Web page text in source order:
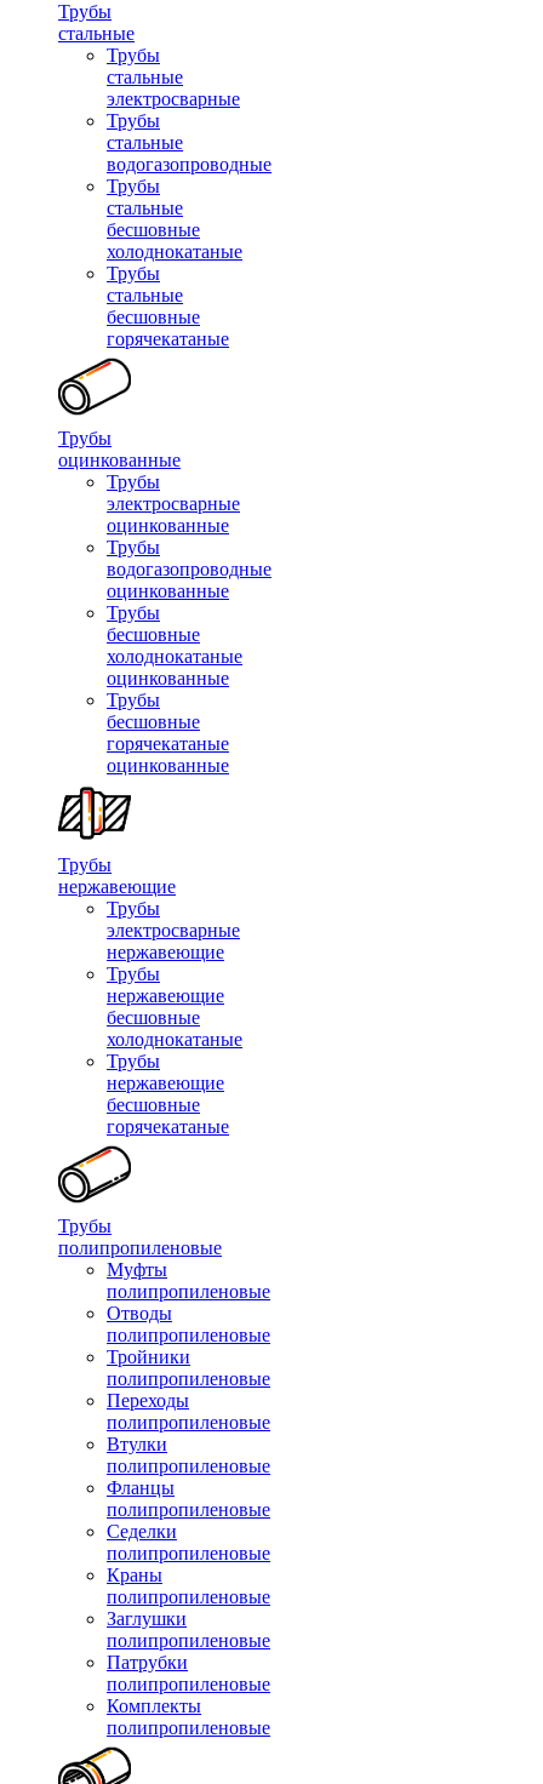
Трубы
стальные
Трубы
стальные
электросварные
Трубы
стальные
водогазопроводные
Трубы
стальные
бесшовные
холоднокатаные
Трубы
стальные
бесшовные
горячекатаные
Трубы
оцинкованные
Трубы
электросварные
оцинкованные
Трубы
водогазопроводные
оцинкованные
Трубы
бесшовные
холоднокатаные
оцинкованные
Трубы
бесшовные
горячекатаные
оцинкованные
Трубы
нержавеющие
Трубы
электросварные
нержавеющие
Трубы
нержавеющие
бесшовные
холоднокатаные
Трубы
нержавеющие
бесшовные
горячекатаные
Трубы
полипропиленовые
Муфты
полипропиленовые
Отводы
полипропиленовые
Тройники
полипропиленовые
Переходы
полипропиленовые
Втулки
полипропиленовые
Фланцы
полипропиленовые
Седелки
полипропиленовые
Краны
полипропиленовые
Заглушки
полипропиленовые
Патрубки
полипропиленовые
Комплекты
полипропиленовые